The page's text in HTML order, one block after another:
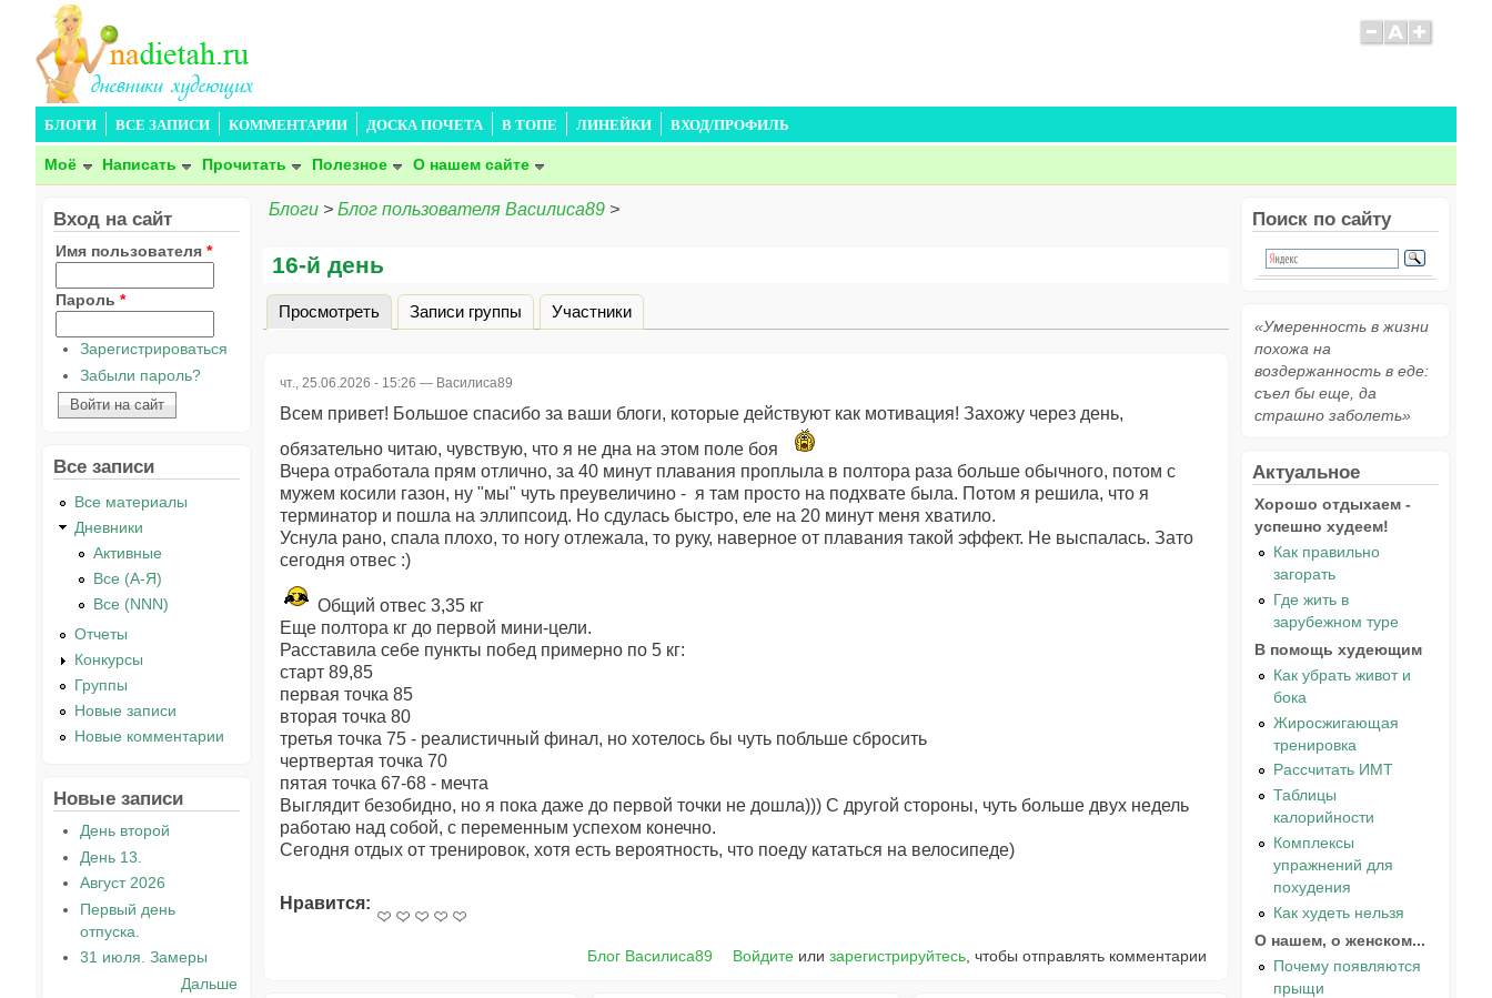
БЛОГИ ВСЕ ЗАПИСИ КОММЕНТАРИИ ДОСКА ПОЧЕТА В ТОПЕ ЛИНЕЙКИ ВХОД/ПРОФИЛЬ
Моё Написать Прочитать Полезное О нашем сайте
Блоги > Блог пользователя Василиса89 >
16-й день
Главные вкладки
Просмотреть (активная вкладка)
Записи группы Участники
чт., 25.06.2026 - 15:26 — Василиса89
Всем привет! Большое спасибо за ваши блоги, которые действуют как мотивация! Захожу через день,
обязательно читаю, чувствую, что я не дна на этом поле боя
Вчера отработала прям отлично, за 40 минут плавания проплыла в полтора раза больше обычного, потом с
мужем косили газон, ну "мы" чуть преувеличино - я там просто на подхвате была. Потом я решила, что я
терминатор и пошла на эллипсоид. Но сдулась быстро, еле на 20 минут меня хватило.
Уснула рано, спала плохо, то ногу отлежала, то руку, наверное от плавания такой эффект. Не выспалась. Зато
сегодня отвес :)
Общий отвес 3,35 кг
Еще полтора кг до первой мини-цели.
Расставила себе пункты побед примерно по 5 кг:
старт 89,85
первая точка 85
вторая точка 80
третья точка 75 - реалистичный финал, но хотелось бы чуть побльше сбросить
чертвертая точка 70
пятая точка 67-68 - мечта
Выглядит безобидно, но я пока даже до первой точки не дошла))) С другой стороны, чуть больше двух недель
работаю над собой, с переменным успехом конечно.
Сегодня отдых от тренировок, хотя есть вероятность, что поеду кататься на велосипеде)
Нравится:
Блог Василиса89 Войдите илизарегистрируйтесь , чтобы отправлять комментарии
Вход на сайт
Имя пользователя *
Пароль *
Зарегистрироваться
Забыли пароль?
Все записи
Все материалы
Дневники
Активные
Все (А-Я)
Все (NNN)
Отчеты
Конкурсы
Группы
Новые записи
Новые комментарии
Новые записи
День второй
День 13.
Август 2026
Первый день
отпуска.
31 июля. Замеры
Дальше
Поиск по сайту
«Умеренность в жизни
похожа на
воздержанность в еде:
съел бы еще, да
страшно заболеть»
Актуальное
Хорошо отдыхаем -
успешно худеем!
Как правильно
загорать
Где жить в
зарубежном туре
В помощь худеющим
Как убрать живот и
бока
Жиросжигающая
тренировка
Рассчитать ИМТ
Таблицы
калорийности
Комплексы
упражнений для
похудения
Как худеть нельзя
О нашем, о женском...
Почему появляются
прыщи